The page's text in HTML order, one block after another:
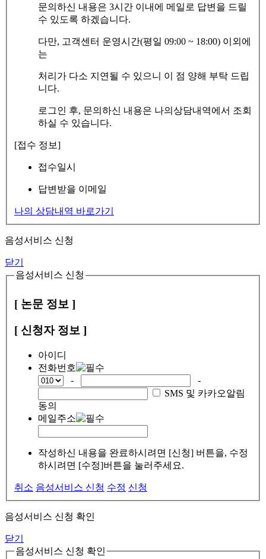
문의하신 내용은 3시간 이내에 메일로 답변을 드릴
수 있도록 하겠습니다.
다만, 고객센터 운영시간(평일 09:00 ~ 18:00) 이외에
는
처리가 다소 지연될 수 있으니 이 점 양해 부탁 드립
니다.
로그인 후, 문의하신 내용은 나의상담내역에서 조회
하실 수 있습니다.
[접수 정보]
접수일시
답변받을 이메일
나의 상담내역 바로가기
음성서비스 신청
닫기
음성서비스 신청
[ 논문 정보 ]
[ 신청자 정보 ]
아이디
전화번호
-
-
SMS 및 카카오알림
동의
메일주소
작성하신 내용을 완료하시려면 [신청] 버튼을, 수정
하시려면 [수정]버튼을 눌러주세요.
취소 음성서비스 신청 수정 신청
음성서비스 신청 확인
닫기
음성서비스 신청 확인